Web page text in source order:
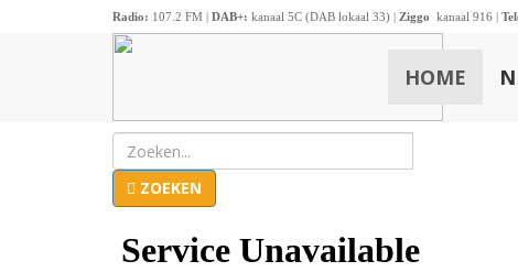
Radio: 107.2 FM | DAB+: kanaal 5C (DAB lokaal 33) | Ziggo kanaal 916 |
HOME
ZOEKEN